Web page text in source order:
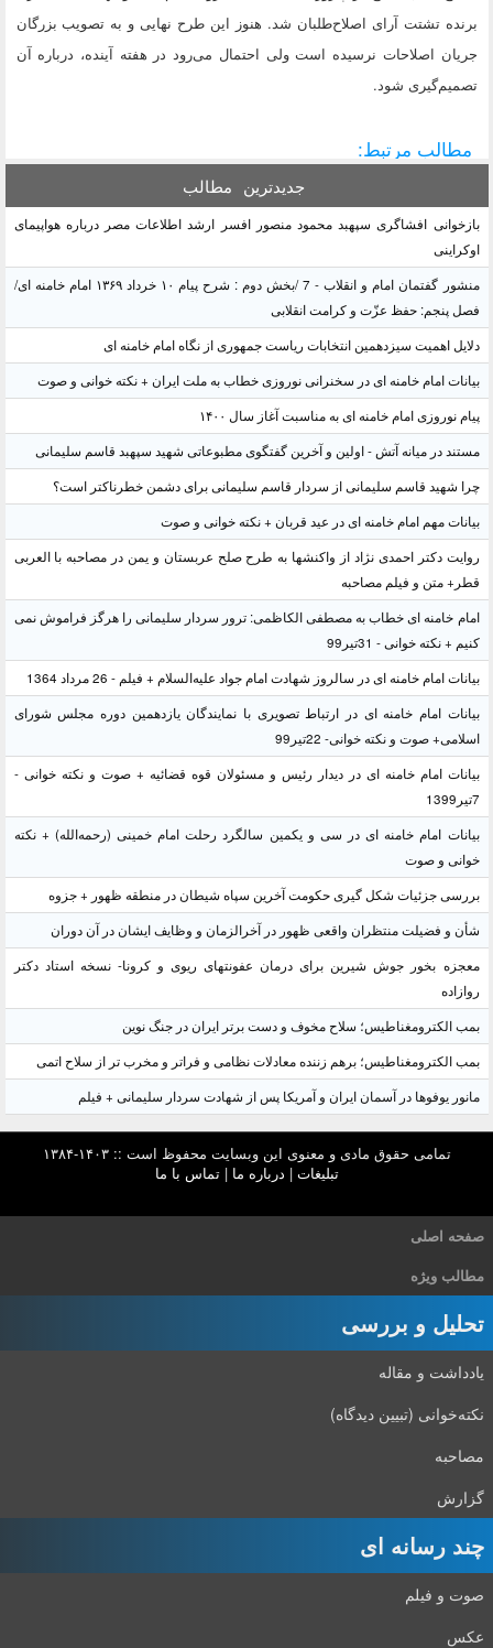
برنده تشتت آرای اصلاح‌طلبان شد. هنوز این طرح نهایی و به تصویب بزرگان
جریان اصلاحات نرسیده است ولی احتمال می‌رود در هفته آینده، درباره آن
تصمیم‌گیری شود.
مطالب مرتبط:
جدیدترین مطالب
بازخوانی افشاگری سپهبد محمود منصور افسر ارشد اطلاعات مصر درباره هواپیمای
اوکراینی
منشور گفتمان امام و انقلاب - 7 /بخش دوم : شرح پیام ۱۰ خرداد ۱۳۶۹ امام خامنه ای/
فصل پنجم: حفظ عزّت و کرامت انقلابی
دلایل اهمیت سیزدهمین انتخابات ریاست جمهوری از نگاه امام خامنه ای
بیانات امام خامنه ای در سخنرانی نوروزی خطاب به ملت ایران + نکته خوانی و صوت
پیام نوروزی امام خامنه ای به مناسبت آغاز سال ۱۴۰۰
مستند در میانه آتش - اولین و آخرین گفتگوی مطبوعاتی شهید سپهبد قاسم سلیمانی
چرا شهید قاسم سلیمانی از سردار قاسم سلیمانی برای دشمن خطرناکتر است؟
بیانات مهم امام خامنه ای در عید قربان + نکته خوانی و صوت
روایت دکتر احمدی نژاد از واکنشها به طرح صلح عربستان و یمن در مصاحبه با العربی
قطر+ متن و فیلم مصاحبه
امام خامنه ای خطاب به مصطفی الکاظمی: ترور سردار سلیمانی را هرگز فراموش نمی
کنیم + نکته خوانی - 31تیر99
بیانات امام خامنه ای در سالروز شهادت امام جواد علیه‌السلام + فیلم - 26 مرداد 1364
بیانات امام خامنه ای در ارتباط تصویری با نمایندگان یازدهمین دوره مجلس شورای
اسلامی+ صوت و نکته خوانی- 22تیر99
بیانات امام خامنه ای در دیدار رئیس و مسئولان قوه قضائیه + صوت و نکته خوانی -
7تیر1399
بیانات امام خامنه ای در سی و یکمین سالگرد رحلت امام خمینی (رحمه‌الله) + نکته
خوانی و صوت
بررسی جزئیات شکل گیری حکومت آخرین سپاه شیطان در منطقه ظهور + جزوه
شأن و فضیلت منتظران واقعی ظهور در آخرالزمان و وظایف ایشان در آن دوران
معجزه بخور جوش شیرین برای درمان عفونتهای ریوی و کرونا- نسخه استاد دکتر
روازاده
بمب الکترومغناطیس؛ سلاح مخوف و دست برتر ایران در جنگ نوین
بمب الکترومغناطیس؛ برهم زننده معادلات نظامی و فراتر و مخرب تر از سلاح اتمی
مانور یوفوها در آسمان ایران و آمریکا پس از شهادت سردار سلیمانی + فیلم
تمامی حقوق مادی و معنوی این وبسایت محفوظ است :: ۱۴۰۳-۱۳۸۴
تبلیغات | درباره ما |تماس با ما
صفحه اصلی
مطالب ویژه
تحلیل و بررسی
یادداشت و مقاله
نکته‌خوانی (تبیین دیدگاه)
مصاحبه
گزارش
چند رسانه ای
صوت و فیلم
عکس